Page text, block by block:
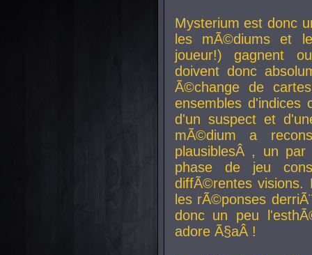
Mysterium est donc
les mÃ©diums et
joueur!) gagnent
doivent donc
Ã©change de
ensembles d'indices
d'un suspect et
mÃ©dium a
plausiblesÂ , un par
phase de jeu
diffÃ©rentes visions.
les rÃ©ponses
donc un peu
adore Ã§aÂ !